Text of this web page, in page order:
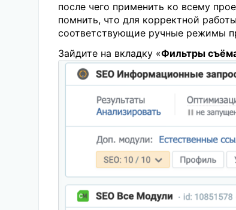
после чего применить ко всему
помнить, что для корректной
соответствующие ручные режимы
Зайдите на вкладку «Фильтры